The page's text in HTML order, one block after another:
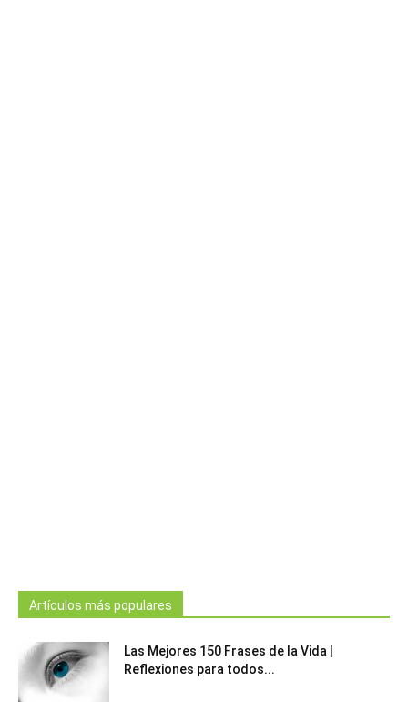
Artículos más populares
Las Mejores 150 Frases de la Vida |
Reflexiones para todos...